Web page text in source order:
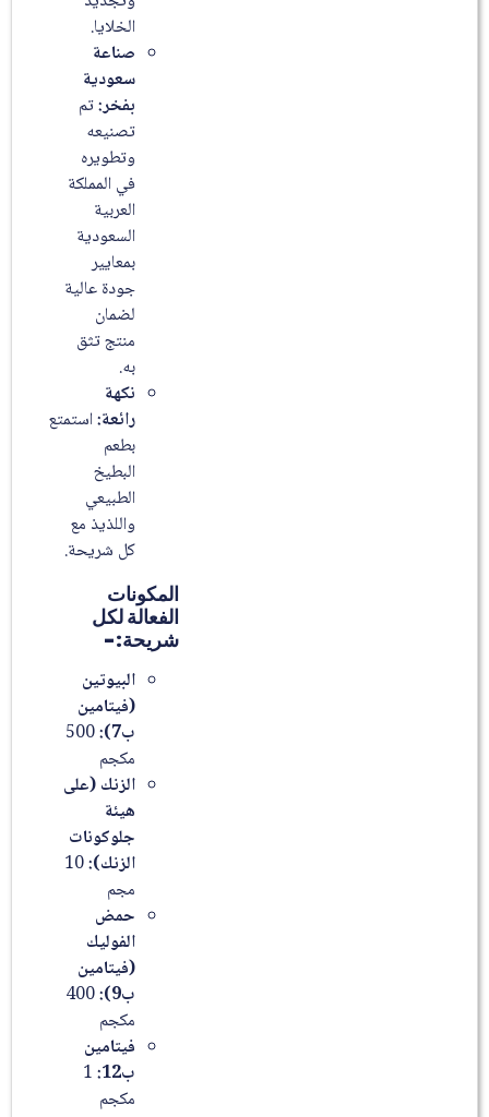
الخلايا.
صناعة
سعودية
بفخر:تم
تصنيعه
وتطويره
في المملكة
العربية
السعودية
بمعايير
جودة عالية
لضمان
منتج تثق
به.
نكهة
رائعة:استمتع
بطعم
البطيخ
الطبيعي
واللذيذ مع
كل شريحة.
المكونات
الفعالة لكل
شريحة:-
البيوتين
(فيتامين
ب7):
500
مكجم
الزنك (على
هيئة
جلوكونات
الزنك):10
مجم
حمض
الفوليك
(فيتامين
ب9):
400
مكجم
فيتامين
ب12:
1
مكجم